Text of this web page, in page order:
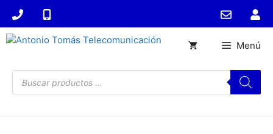
Saltar
contenido
Búsqueda
de
productos
Menú